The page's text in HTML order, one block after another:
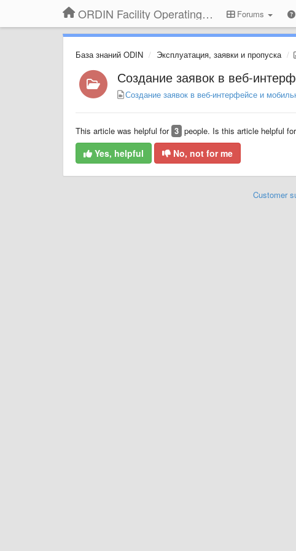
ORDIN Facility Operating System Forums
База знаний ODIN Эксплуатация, заявки и пропуска
Создание заявок в веб-
Создание заявок в веб-интерфейсе и
This article was helpful for 3 people. Is this article helpful
Yes, helpful No, not for me
Customer